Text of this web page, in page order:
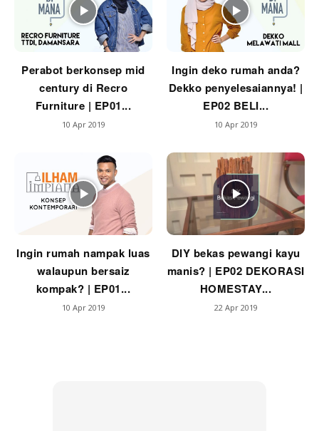
Perabot berkonsep mid
century di Recro
Furniture | EP01...
10 Apr 2019
Ingin deko rumah anda?
Dekko penyelesaiannya! |
EP02 BELI...
10 Apr 2019
Ingin rumah nampak luas
walaupun bersaiz
kompak? | EP01...
10 Apr 2019
DIY bekas pewangi kayu
manis? | EP02 DEKORASI
HOMESTAY...
22 Apr 2019